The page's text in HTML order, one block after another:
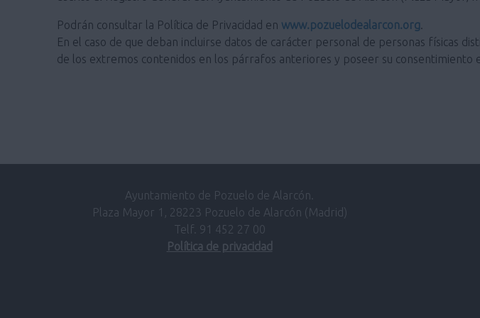
Podrán consultar la Política de Privacidad en www.pozuelodealarcon.org.
En el caso de que deban incluirse datos de carácter personal de personas físicas
de los extremos contenidos en los párrafos anteriores y poseer su consentimiento
Ayuntamiento de Pozuelo de Alarcón.
Plaza Mayor 1, 28223 Pozuelo de Alarcón (Madrid)
Telf. 91 452 27 00
Política de privacidad